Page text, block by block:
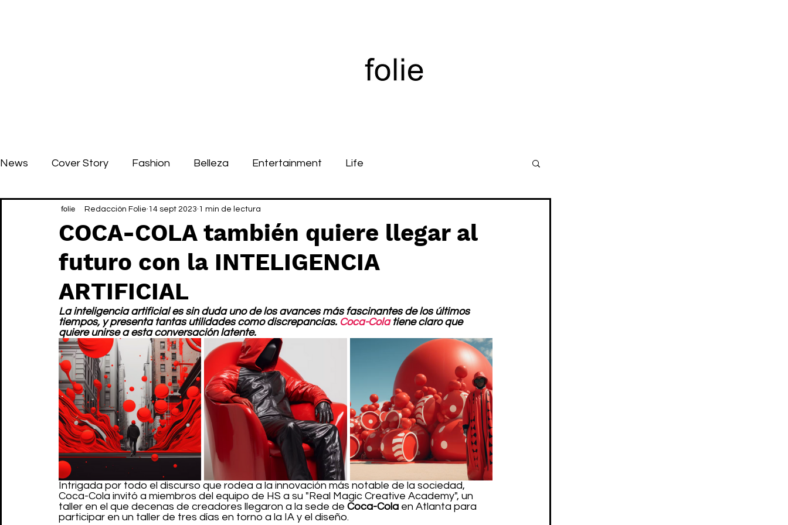
News Cover Story Fashion Belleza Entertainment Life
COCA-COLA también quiere llegar al
futuro con la INTELIGENCIA
ARTIFICIAL
Redacción Folie 14 sept 2023 1 min de lectura
La inteligencia artificial es sin duda uno de los avances más fascinantes de los últimos
tiempos, y presenta tantas utilidades como discrepancias. Coca-Cola tiene claro que
quiere unirse a esta conversación latente.
Intrigada por todo el discurso que rodea a la innovación más notable de la sociedad,
Coca-Cola invitó a miembros del equipo de HS a su "Real Magic Creative Academy", un
taller en el que decenas de creadores llegaron a la sede de Coca-Cola en Atlanta para
participar en un taller de tres días en torno a la IA y el diseño.